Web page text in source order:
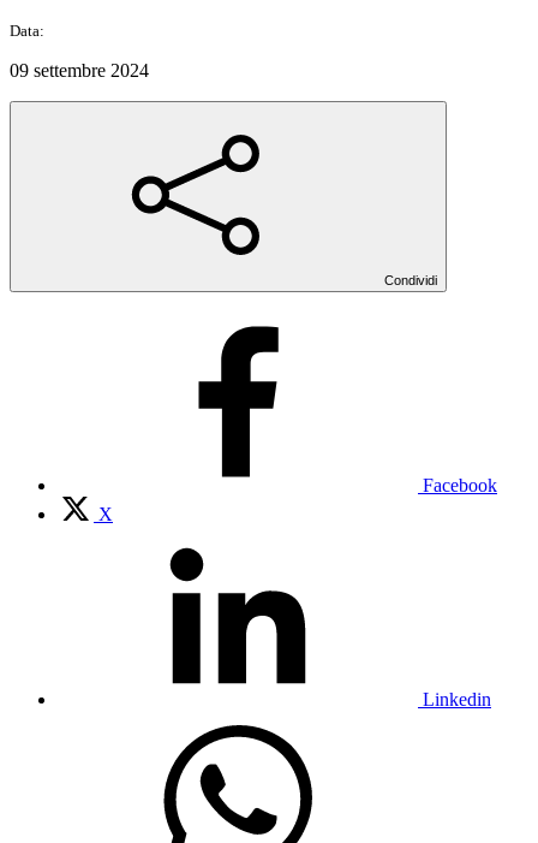
Data:
09 settembre 2024
Condividi
Facebook
X
Linkedin